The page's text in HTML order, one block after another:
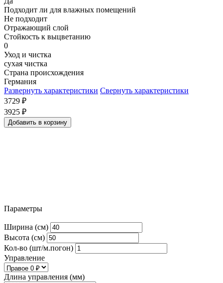
Подходит ли для влажных помещений
Не подходит
Отражающий слой
Стойкость к выцветанию
0
Уход и чистка
сухая чистка
Страна происхождения
Германия
Развернуть характеристики Свернуть характеристики
3729 ₽
3925 ₽
Добавить в корзину
Параметры
Ширина (см)
Высота (см)
Кол-во (шт/м.погон)
Управление
Длина управления (мм)